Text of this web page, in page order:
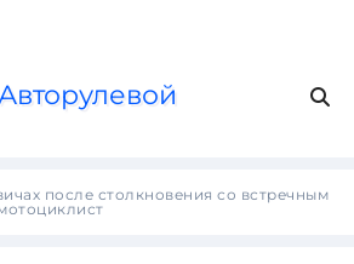
после столкновения со встречным